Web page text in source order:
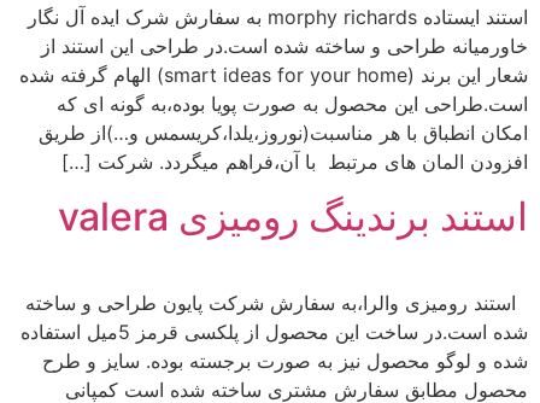
استند ایستاده morphy richards به سفارش شرک ایده آل نگار
خاورمیانه طراحی و ساخته شده است.در طراحی این استند از
شعار این برند (smart ideas for your home) الهام گرفته شده
است.طراحی این محصول به صورت پویا بوده،به گونه ای که
امکان انطباق با هر مناسبت(نوروز،یلدا،کریسمس و…)از طریق
افزودن المان های مرتبط با آن،فراهم میگردد. شرکت […]
استند برندینگ رومیزی valera
استند رومیزی والرا،به سفارش شرکت پایون طراحی و ساخته
شده است.در ساخت این محصول از پلکسی قرمز 5میل استفاده
شده و لوگو محصول نیز به صورت برجسته بوده. سایز و طرح
محصول مطابق سفارش مشتری ساخته شده است کمپانی